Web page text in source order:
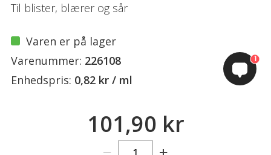
Til blister, blærer og sår
Varen er på lager
Varenummer: 226108
Enhedspris: 0,82 kr / ml
101,90 kr
1